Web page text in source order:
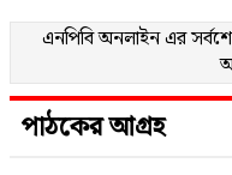
এনপিবি অনলাইন এর
পাঠকের আগ্রহ